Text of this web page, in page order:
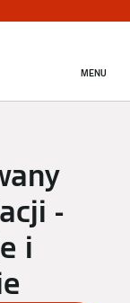
MENU
-
i